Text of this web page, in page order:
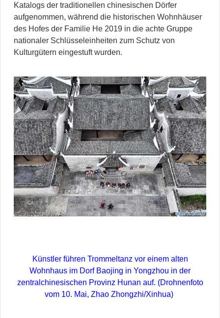
Katalogs der traditionellen chinesischen Dörfer
aufgenommen, während die historischen Wohnhäuser
des Hofes der Familie He 2019 in die achte Gruppe
nationaler Schlüsseleinheiten zum Schutz von
Kulturgütern eingestuft wurden.
Künstler führen Trommeltanz vor einem alten
Wohnhaus im Dorf Baojing in Yongzhou in der
zentralchinesischen Provinz Hunan auf. (Drohnenfoto
vom 10. Mai, Zhao Zhongzhi/Xinhua)